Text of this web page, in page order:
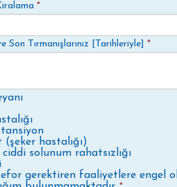
*
Son Tırmanışlarınız [Tarihleriyle] *
hastalığı)
solunum rahatsızlığı
efor gerektiren faaliyetlere engel